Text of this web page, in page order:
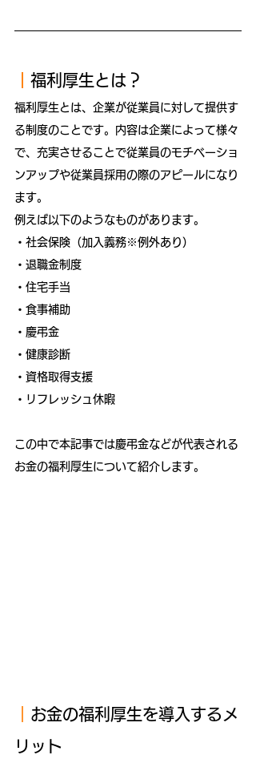
福利厚生とは？
福利厚生とは、企業が従業員に対して提供す
る制度のことです。内容は企業によって様々
で、充実させることで従業員のモチベーショ
ンアップや従業員採用の際のアピールになり
ます。
例えば以下のようなものがあります。
・社会保険（加入義務※例外あり）
・退職金制度
・住宅手当
・食事補助
・慶弔金
・健康診断
・資格取得支援
・リフレッシュ休暇
この中で本記事では慶弔金などが代表される
お金の福利厚生について紹介します。
お金の福利厚生を導入するメ
リット